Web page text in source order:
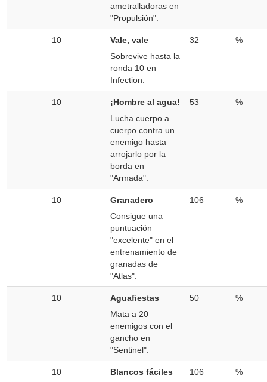
ametralladoras en
"Propulsión".
10
Vale, vale
Sobrevive hasta la
ronda 10 en
Infection.
32 %
10
¡Hombre al agua!
Lucha cuerpo a
cuerpo contra un
enemigo hasta
arrojarlo por la
borda en
"Armada".
53 %
10
Granadero
Consigue una
puntuación
"excelente" en el
entrenamiento de
granadas de
"Atlas".
106 %
10
Aguafiestas
Mata a 20
enemigos con el
gancho en
"Sentinel".
50 %
10
Blancos fáciles
106 %